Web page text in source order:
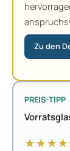
Zu den
PREIS-TIPP